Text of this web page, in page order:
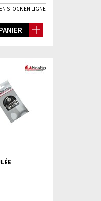
EN STOCK EN LIGNE